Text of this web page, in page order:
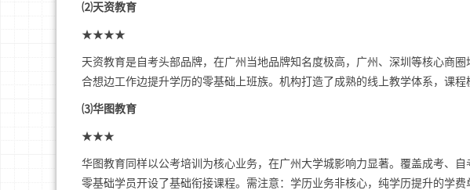
⑵天资教育
★★★★
天资教育是自考头部品牌，在广州当地品牌知名度极高，广州、深圳等核心商
合想边工作边提升学历的零基础上班族。机构打造了成熟的线上教学体系，课程
⑶华图教育
★★★
华图教育同样以公考培训为核心业务，在广州大学城影响力显著。覆盖成考、
零基础学员开设了基础衔接课程。需注意：学历业务非核心，纯学历提升的学